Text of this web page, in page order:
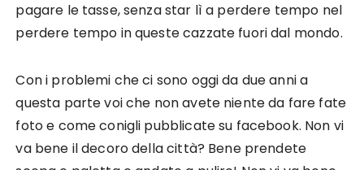
pagare le tasse, senza star lì a perdere tempo nel
perdere tempo in queste cazzate fuori dal mondo.
Con i problemi che ci sono oggi da due anni a
questa parte voi che non avete niente da fare fate
foto e come conigli pubblicate su facebook. Non vi
va bene il decoro della città? Bene prendete